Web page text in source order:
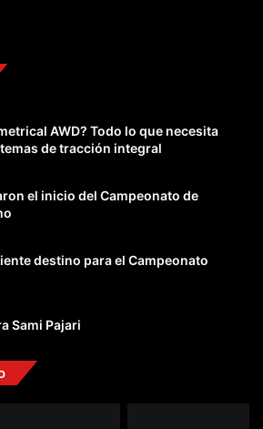
AWD? Todo lo que necesita
de tracción integral
el inicio del Campeonato de
destino para el Campeonato
Sami Pajari